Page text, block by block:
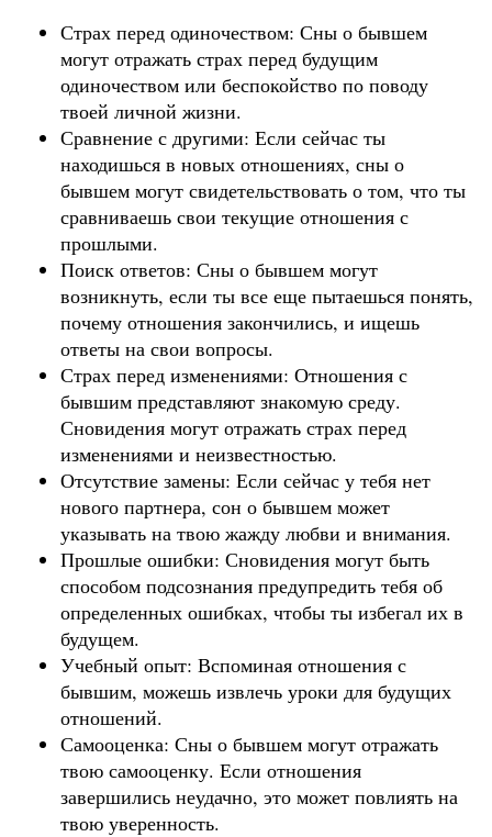
Страх перед одиночеством: Сны о бывшем
могут отражать страх перед будущим
одиночеством или беспокойство по поводу
твоей личной жизни.
Сравнение с другими: Если сейчас ты
находишься в новых отношениях, сны о
бывшем могут свидетельствовать о том, что ты
сравниваешь свои текущие отношения с
прошлыми.
Поиск ответов: Сны о бывшем могут
возникнуть, если ты все еще пытаешься понять,
почему отношения закончились, и ищешь
ответы на свои вопросы.
Страх перед изменениями: Отношения с
бывшим представляют знакомую среду.
Сновидения могут отражать страх перед
изменениями и неизвестностью.
Отсутствие замены: Если сейчас у тебя нет
нового партнера, сон о бывшем может
указывать на твою жажду любви и внимания.
Прошлые ошибки: Сновидения могут быть
способом подсознания предупредить тебя об
определенных ошибках, чтобы ты избегал их в
будущем.
Учебный опыт: Вспоминая отношения с
бывшим, можешь извлечь уроки для будущих
отношений.
Самооценка: Сны о бывшем могут отражать
твою самооценку. Если отношения
завершились неудачно, это может повлиять на
твою уверенность.